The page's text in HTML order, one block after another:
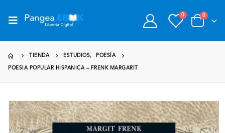
0 0
TIENDA ESTUDIOS, POESÍA
POESIA POPULAR HISPANICA – FRENK MARGARIT